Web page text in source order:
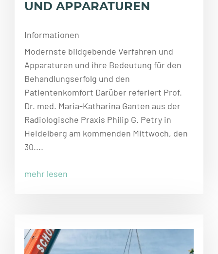
UND APPARATUREN
Informationen
Modernste bildgebende Verfahren und
Apparaturen und ihre Bedeutung für den
Behandlungserfolg und den
Patientenkomfort Darüber referiert Prof.
Dr. med. Maria-Katharina Ganten aus der
Radiologische Praxis Philip G. Petry in
Heidelberg am kommenden Mittwoch, den
30....
mehr lesen